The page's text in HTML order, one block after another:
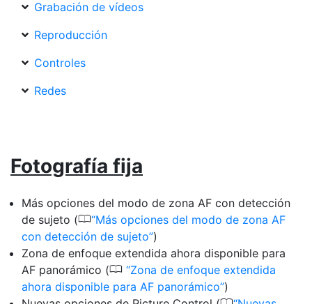
Grabación de vídeos
Reproducción
Controles
Redes
Fotografía fija
Más opciones del modo de zona AF con detección
de sujeto (0 Más opciones del modo de zona AF
con detección de sujeto )
Zona de enfoque extendida ahora disponible para
AF panorámico (0 Zona de enfoque extendida
ahora disponible para AF panorámico )